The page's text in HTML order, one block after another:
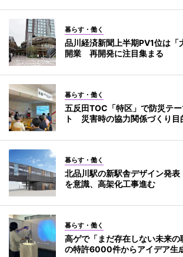
暮らす・働く
品川経済新聞上半期PV1位は「
開業 再開発に注目集まる
暮らす・働く
五反田TOC「特区」で防災テ
ト 災害時の協力関係づくり目
暮らす・働く
北品川駅の新駅舎デザイン発
を意識、高架化工事進む
暮らす・働く
高ゲで「まだ存在しない未来
の特許6000件からアイデア生